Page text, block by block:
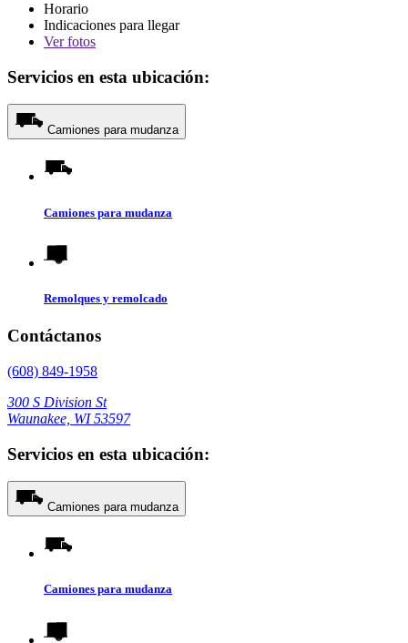
Horario
Indicaciones para llegar
Verfotos
Servicios en esta ubicación:
Camiones para mudanza
Camiones para mudanza
Remolques y remolcado
Contáctanos
(608) 849-1958
300 S Division St
Waunakee, WI 53597
Servicios en esta ubicación:
Camiones para mudanza
Camiones para mudanza